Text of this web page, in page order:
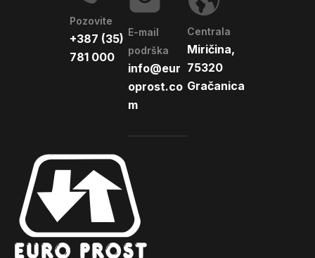
Pozovite
+387 (35)
781 000
E-mail
podrška
info@eur
oprost.co
m
Centrala
Miričina,
75320
Gračanica